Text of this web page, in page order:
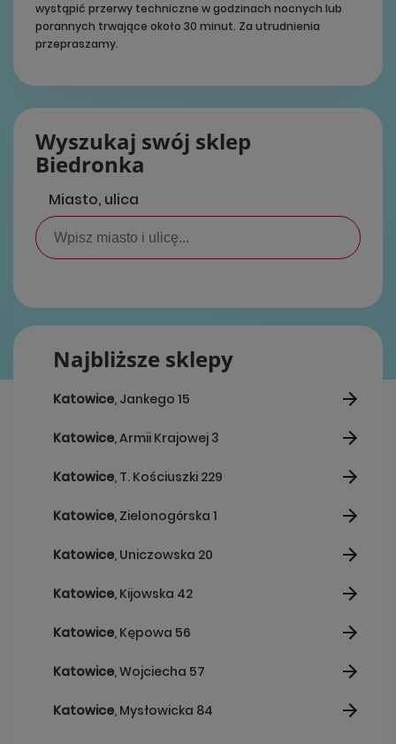
wystąpić przerwy techniczne w godzinach nocnych lub
porannych trwające około 30 minut. Za utrudnienia
przepraszamy.
Wyszukaj swój sklep
Biedronka
Miasto, ulica
Najbliższe sklepy
Katowice, Jankego 15
Katowice, Armii Krajowej 3
Katowice, T. Kościuszki 229
Katowice, Zielonogórska 1
Katowice, Uniczowska 20
Katowice, Kijowska 42
Katowice, Kępowa 56
Katowice, Wojciecha 57
Katowice, Mysłowicka 84